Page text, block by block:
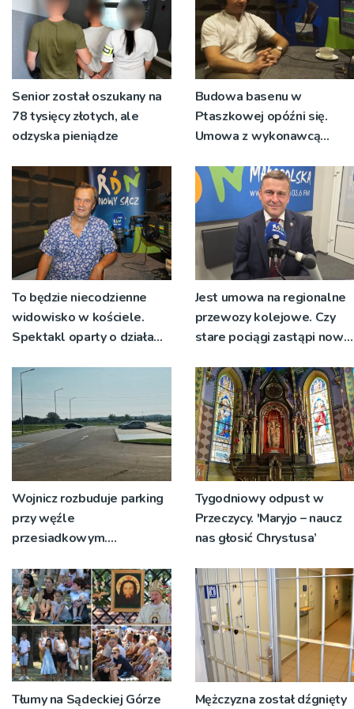
Senior został oszukany na
78 tysięcy złotych, ale
odzyska pieniądze
Budowa basenu w
Ptaszkowej opóźni się.
Umowa z wykonawcą
nie zostanie podpisana
To będzie niecodzienne
widowisko w kościele.
Spektakl oparty o działa
Jest umowa na regionalne
przewozy kolejowe. Czy
stare pociągi zastąpi nowy
Wojnicz rozbuduje parking
przy węźle
przesiadkowym.
miejsc
Tygodniowy odpust w
Przeczycy. 'Maryjo – naucz
nas głosić Chrystusa’
Tłumy na Sądeckiej Górze
Mężczyzna został dźgnięty